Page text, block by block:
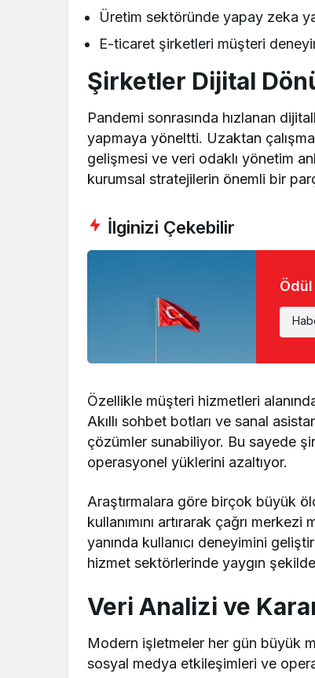
Üretim sektöründe yapay zeka
E-ticaret şirketleri müşteri
Şirketler Dijital
Pandemi sonrasında hızlanan
yapmaya yöneltti. Uzaktan
gelişmesi ve veri odaklı yönetim
kurumsal stratejilerin önemli bir
İlginizi Çekebilir
Özellikle müşteri hizmetleri
Akıllı sohbet botları ve sanal
çözümler sunabiliyor. Bu sayede
operasyonel yüklerini azaltıyor.
Araştırmalara göre birçok büyük
kullanımını artırarak çağrı
yanında kullanıcı deneyimini
hizmet sektörlerinde yaygın şekilde
Veri Analizi ve
Modern işletmeler her gün büyük
sosyal medya etkileşimleri ve